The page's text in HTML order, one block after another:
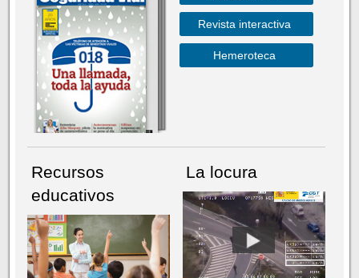
Revista interactiva
Hemeroteca
Recursos
educativos
La locura